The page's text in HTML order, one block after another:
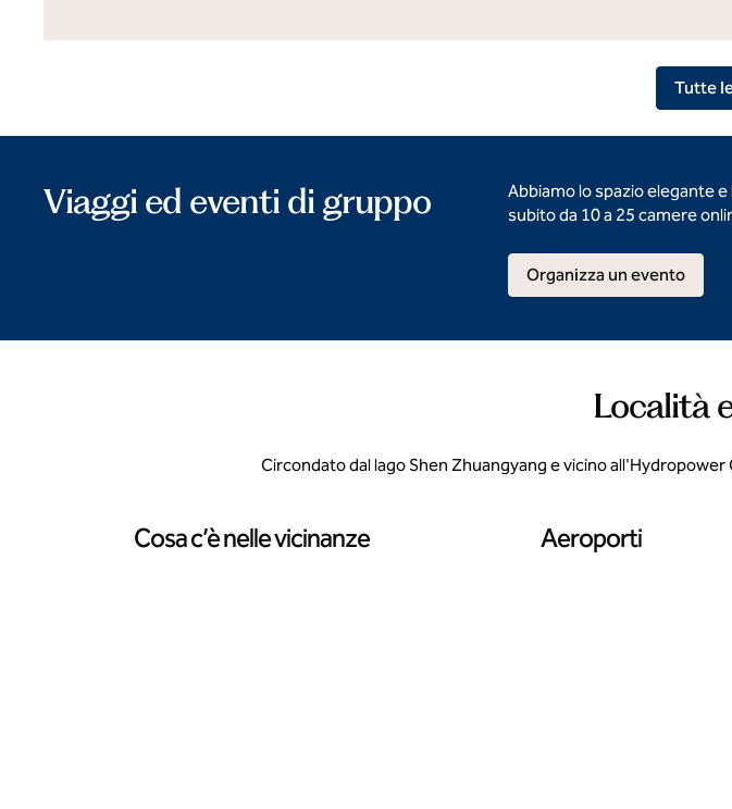
Tutte
Viaggi ed eventi di gruppo
Abbiamo lo spazio elegante
subito da 10 a 25 camere
Organizza un evento
Località
Circondato dal lago Shen Zhuangyang e vicino
Cosa c’è nelle vicinanze Aeroporti